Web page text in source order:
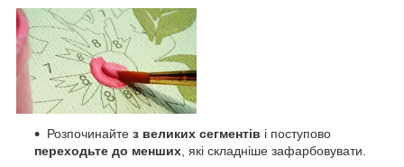
Розпочинайте з великих сегментів і поступово
переходьте до менших , які складніше зафарбовувати.